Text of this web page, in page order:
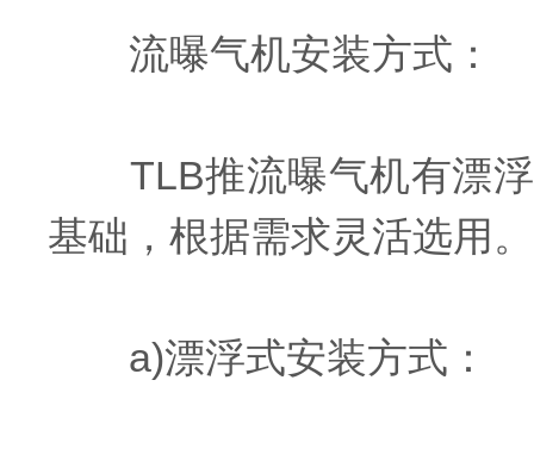
流曝气机安装方式：
TLB推流曝气机有漂浮
基础，根据需求灵活选用。
a)漂浮式安装方式：